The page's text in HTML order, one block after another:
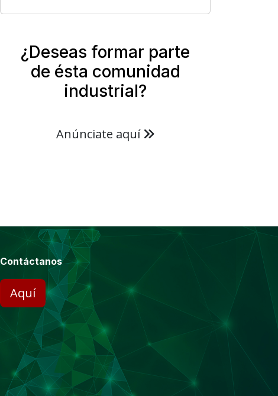
¿Deseas formar parte
de ésta comunidad
industrial?
Anúnciate aquí
Contáctanos
Aquí